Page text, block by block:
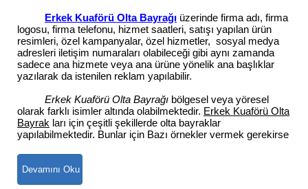
Erkek Kuaförü Olta Bayrağı üzerinde firma adı, firma
logosu, firma telefonu, hizmet saatleri, satışı yapılan ürün
resimleri, özel kampanyalar, özel hizmetler, sosyal medya
adresleri iletişim numaraları olabileceği gibi aynı zamanda
sadece ana hizmete veya ana ürüne yönelik ana başlıklar
yazılarak da istenilen reklam yapılabilir.
Erkek Kuaförü Olta Bayrağı bölgesel veya yöresel
olarak farklı isimler altında olabilmektedir. Erkek Kuaförü Olta
Bayrak ları için çeşitli şekillerde olta bayraklar
yapılabilmektedir. Bunlar için Bazı örnekler vermek gerekirse